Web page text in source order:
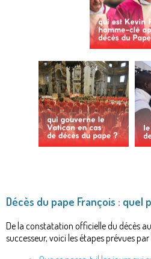
Décès du pape François : quel
De la constatation officielle du décès
successeur, voici les étapes prévues par